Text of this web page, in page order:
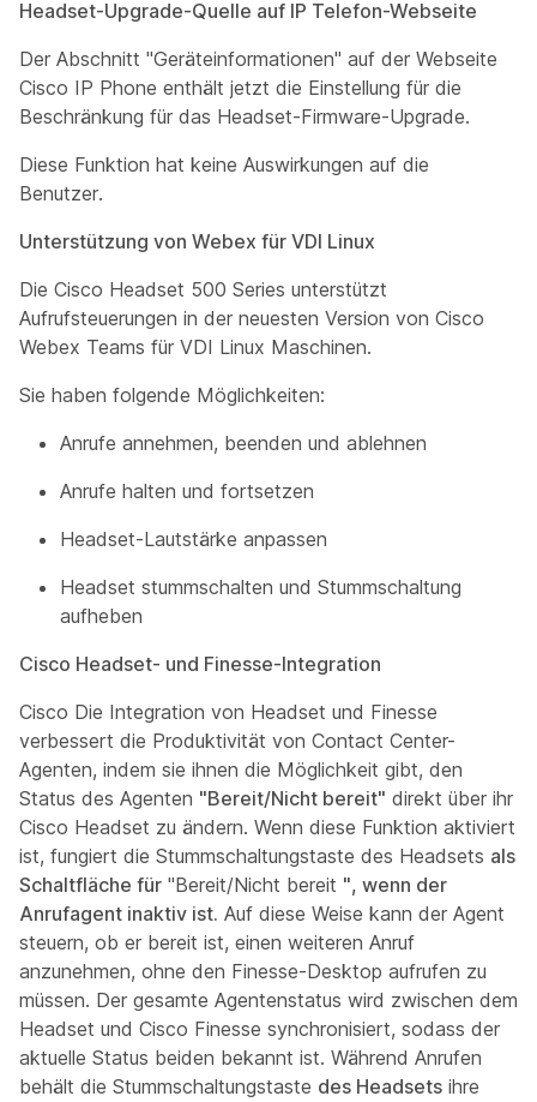
Headset-Upgrade-Quelle auf IP Telefon-Webseite
Der Abschnitt "Geräteinformationen" auf der Webseite
Cisco IP Phone enthält jetzt die Einstellung für die
Beschränkung für das Headset-Firmware-Upgrade.
Diese Funktion hat keine Auswirkungen auf die
Benutzer.
Unterstützung von Webex für VDI Linux
Die Cisco Headset 500 Series unterstützt
Aufrufsteuerungen in der neuesten Version von Cisco
Webex Teams für VDI Linux Maschinen.
Sie haben folgende Möglichkeiten:
Anrufe annehmen, beenden und ablehnen
Anrufe halten und fortsetzen
Headset-Lautstärke anpassen
Headset stummschalten und Stummschaltung
aufheben
Cisco Headset- und Finesse-Integration
Cisco Die Integration von Headset und Finesse
verbessert die Produktivität von Contact Center-
Agenten, indem sie ihnen die Möglichkeit gibt, den
Status des Agenten "Bereit/Nicht bereit" direkt über ihr
Cisco Headset zu ändern. Wenn diese Funktion aktiviert
ist, fungiert die Stummschaltungstaste des Headsets als
Schaltfläche für "Bereit/Nicht bereit ", wenn der
Anrufagent inaktiv ist. Auf diese Weise kann der Agent
steuern, ob er bereit ist, einen weiteren Anruf
anzunehmen, ohne den Finesse-Desktop aufrufen zu
müssen. Der gesamte Agentenstatus wird zwischen dem
Headset und Cisco Finesse synchronisiert, sodass der
aktuelle Status beiden bekannt ist. Während Anrufen
behält die Stummschaltungstaste des Headsets ihre